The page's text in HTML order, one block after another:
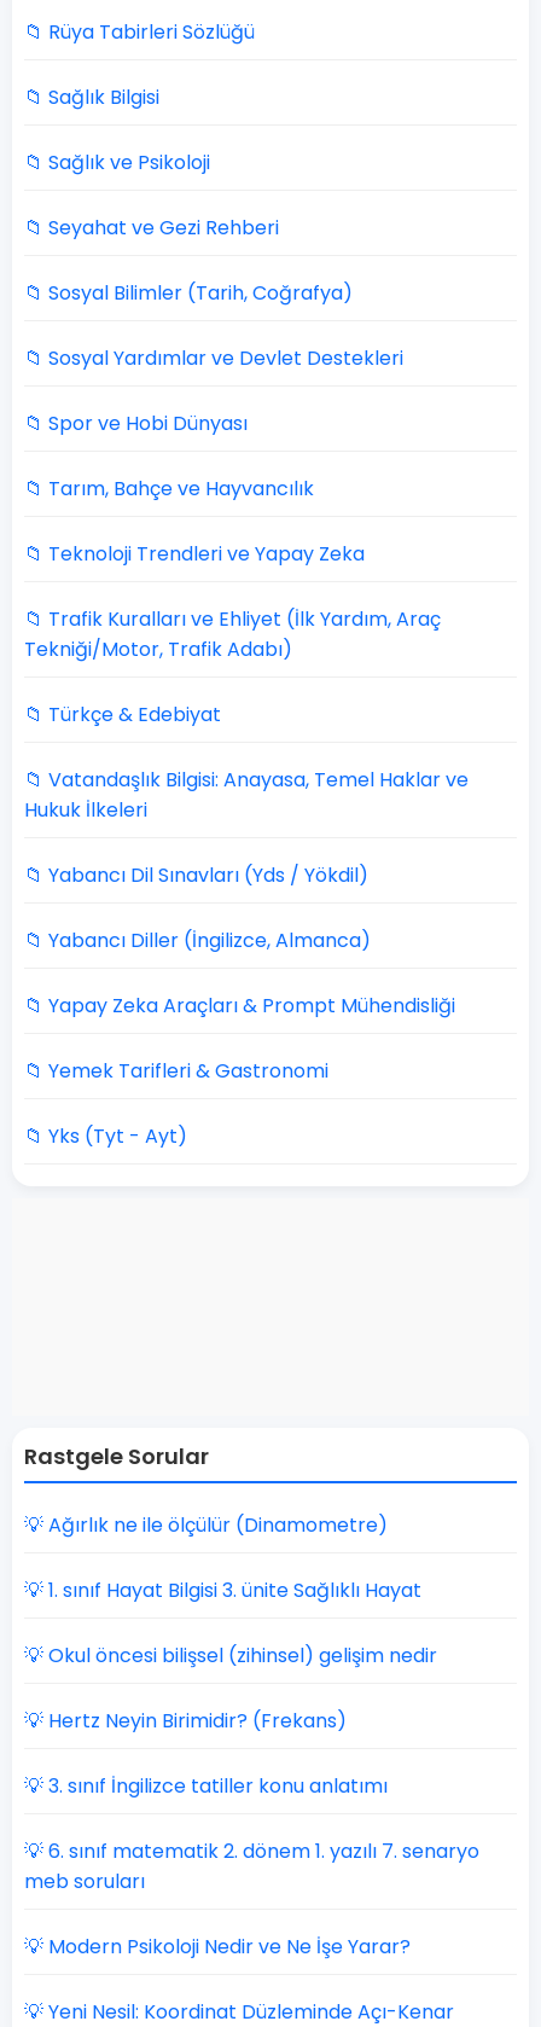
📁 Rüya Tabirleri Sözlüğü
📁 Sağlık Bilgisi
📁 Sağlık ve Psikoloji
📁 Seyahat ve Gezi Rehberi
📁 Sosyal Bilimler (Tarih, Coğrafya)
📁 Sosyal Yardımlar ve Devlet Destekleri
📁 Spor ve Hobi Dünyası
📁 Tarım, Bahçe ve Hayvancılık
📁 Teknoloji Trendleri ve Yapay Zeka
📁 Trafik Kuralları ve Ehliyet (İlk Yardım, Araç
Tekniği/Motor, Trafik Adabı)
📁 Türkçe & Edebiyat
📁 Vatandaşlık Bilgisi: Anayasa, Temel Haklar ve
Hukuk İlkeleri
📁 Yabancı Dil Sınavları (Yds / Yökdil)
📁 Yabancı Diller (İngilizce, Almanca)
📁 Yapay Zeka Araçları & Prompt Mühendisliği
📁 Yemek Tarifleri & Gastronomi
📁 Yks (Tyt - Ayt)
Rastgele Sorular
💡 Ağırlık ne ile ölçülür (Dinamometre)
💡 1. sınıf Hayat Bilgisi 3. ünite Sağlıklı Hayat
💡 Okul öncesi bilişsel (zihinsel) gelişim nedir
💡 Hertz Neyin Birimidir? (Frekans)
💡 3. sınıf İngilizce tatiller konu anlatımı
💡 6. sınıf matematik 2. dönem 1. yazılı 7. senaryo
meb soruları
💡 Modern Psikoloji Nedir ve Ne İşe Yarar?
💡 Yeni Nesil: Koordinat Düzleminde Açı-Kenar